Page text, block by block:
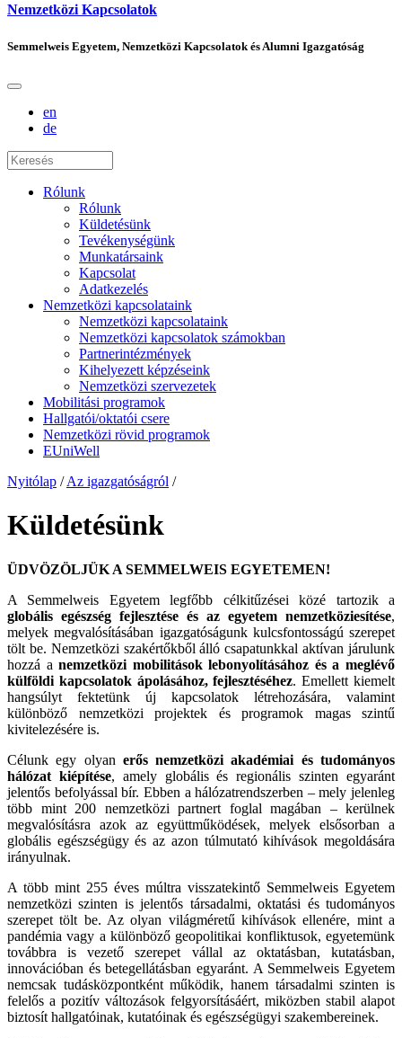
Nemzetközi Kapcsolatok
Semmelweis Egyetem, Nemzetközi Kapcsolatok és Alumni Igazgatóság
en
de
Rólunk
Rólunk
Küldetésünk
Tevékenységünk
Munkatársaink
Kapcsolat
Adatkezelés
Nemzetközi kapcsolataink
Nemzetközi kapcsolataink
Nemzetközi kapcsolatok számokban
Partnerintézmények
Kihelyezett képzéseink
Nemzetközi szervezetek
Mobilitási programok
Hallgatói/oktatói csere
Nemzetközi rövid programok
EUniWell
Nyitólap / Az igazgatóságról /
Küldetésünk
ÜDVÖZÖLJÜK A SEMMELWEIS EGYETEMEN!
A Semmelweis Egyetem legfőbb célkitűzései közé tartozik a
globális egészség fejlesztése és az egyetem nemzetköziesítése,
melyek megvalósításában igazgatóságunk kulcsfontosságú szerepet
tölt be. Nemzetközi szakértőkből álló csapatunkkal aktívan járulunk
hozzá anemzetközi mobilitások lebonyolításához és a meglévő
külföldi kapcsolatok ápolásához, fejlesztéséhez. Emellett kiemelt
hangsúlyt fektetünk új kapcsolatok létrehozására, valamint
különböző nemzetközi projektek és programok magas szintű
kivitelezésére is.
Célunk egy olyan erős nemzetközi akadémiai és tudományos
hálózat kiépítése, amely globális és regionális szinten egyaránt
jelentős befolyással bír. Ebben a hálózatrendszerben – mely jelenleg
több mint 200 nemzetközi partnert foglal magában – kerülnek
megvalósításra azok az együttműködések, melyek elsősorban a
globális egészségügy és az azon túlmutató kihívások megoldására
irányulnak.
A több mint 255 éves múltra visszatekintő Semmelweis Egyetem
nemzetközi szinten is jelentős társadalmi, oktatási és tudományos
szerepet tölt be. Az olyan világméretű kihívások ellenére, mint a
pandémia vagy a különböző geopolitikai konfliktusok, egyetemünk
továbbra is vezető szerepet vállal az oktatásban, kutatásban,
innovációban és betegellátásban egyaránt. A Semmelweis Egyetem
nemcsak tudásközpontként működik, hanem társadalmi szinten is
felelős a pozitív változások felgyorsításáért, miközben stabil alapot
biztosít hallgatóinak, kutatóinak és egészségügyi szakembereinek.